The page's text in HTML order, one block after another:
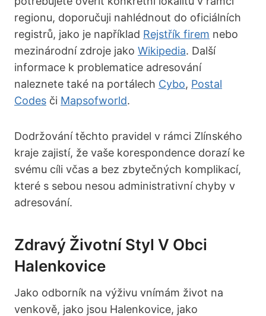
regionu, doporučuji nahlédnout do oficiálních
registrů, jako je například Rejstřík firem nebo
mezinárodní zdroje jako Wikipedia. Další
informace k problematice adresování
naleznete také na portálech Cybo, Postal
Codes či Mapsofworld.
Dodržování těchto pravidel v rámci Zlínského
kraje zajistí, že vaše korespondence dorazí ke
svému cíli včas a bez zbytečných komplikací,
které s sebou nesou administrativní chyby v
adresování.
Zdravý Životní Styl V Obci
Halenkovice
Jako odborník na výživu vnímám život na
venkově, jako jsou Halenkovice, jako